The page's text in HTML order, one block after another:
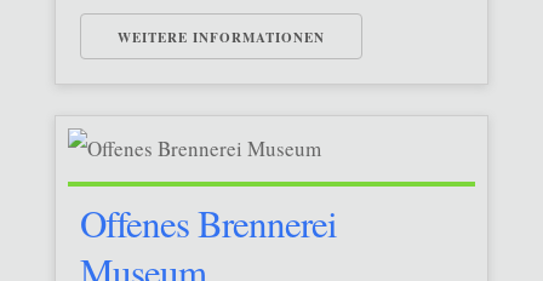
WEITERE INFORMATIONEN
Offenes Brennerei